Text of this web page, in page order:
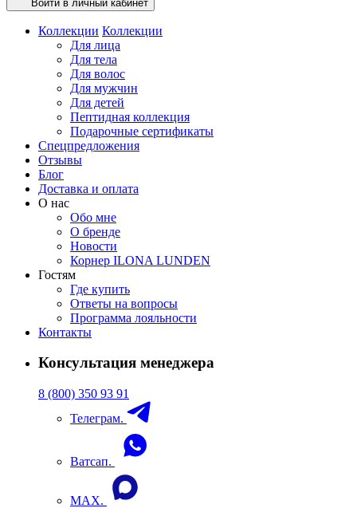
Войти в личный кабинет
Коллекции Коллекции
Для лица
Для тела
Для волос
Для мужчин
Для детей
Пептидная коллекция
Подарочные сертификаты
Спецпредложения
Отзывы
Блог
Доставка и оплата
О нас
Обо мне
О бренде
Новости
Корнер ILONA LUNDEN
Гостям
Где купить
Ответы на вопросы
Программа лояльности
Контакты
Консультация менеджера
8 (800) 350 93 91
Телеграм.
Ватсап.
MAX.